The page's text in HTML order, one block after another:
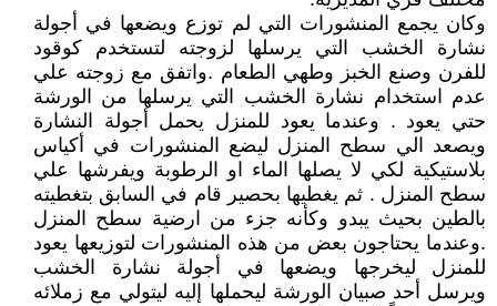
وكان يجمع المنشورات التي لم توزع ويضعها في أجولة
نشارة الخشب التي يرسلها لزوجته لتستخدم كوقود
للفرن وصنع الخبز وطهي الطعام .واتفق مع زوجته علي
عدم استخدام نشارة الخشب التي يرسلها من الورشة
حتي يعود . وعندما يعود للمنزل يحمل أجولة النشارة
ويصعد الي سطح المنزل ليضع المنشورات في أكياس
بلاستيكية لكي لا يصلها الماء او الرطوبة ويفرشها علي
سطح المنزل . ثم يغطيها بحصير قام في السابق بتغطيته
بالطين بحيث يبدو وكأنه جزء من ارضية سطح المنزل
.وعندما يحتاجون بعض من هذه المنشورات لتوزيعها يعود
للمنزل ليخرجها ويضعها في أجولة نشارة الخشب
ويرسل أحد صبيان الورشة ليحملها إليه ليتولي مع زملائه